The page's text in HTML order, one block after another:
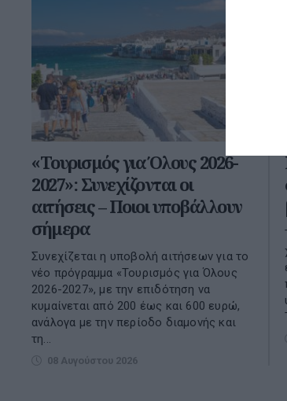
«Τουρισμός για Όλους 2026-
2027»: Συνεχίζονται οι
αιτήσεις – Ποιοι υποβάλλουν
σήμερα
Συνεχίζεται η υποβολή αιτήσεων για το
νέο πρόγραμμα «Τουρισμός για Όλους
2026-2027», με την επιδότηση να
κυμαίνεται από 200 έως και 600 ευρώ,
ανάλογα με την περίοδο διαμονής και
τη...
08 Αυγούστου 2026